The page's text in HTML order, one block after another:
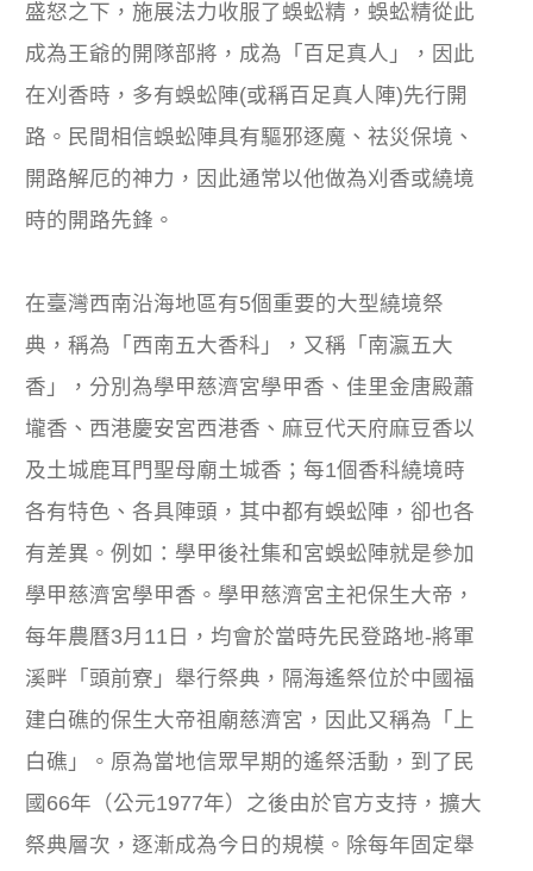
盛怒之下，施展法力收服了蜈蚣精，蜈蚣精從此
成為王爺的開隊部將，成為「百足真人」，因此
在刈香時，多有蜈蚣陣(或稱百足真人陣)先行開
路。民間相信蜈蚣陣具有驅邪逐魔、祛災保境、
開路解厄的神力，因此通常以他做為刈香或繞境
時的開路先鋒。
在臺灣西南沿海地區有5個重要的大型繞境祭
典，稱為「西南五大香科」，又稱「南瀛五大
香」，分別為學甲慈濟宮學甲香、佳里金唐殿蕭
壠香、西港慶安宮西港香、麻豆代天府麻豆香以
及土城鹿耳門聖母廟土城香；每1個香科繞境時
各有特色、各具陣頭，其中都有蜈蚣陣，卻也各
有差異。例如：學甲後社集和宮蜈蚣陣就是參加
學甲慈濟宮學甲香。學甲慈濟宮主祀保生大帝，
每年農曆3月11日，均會於當時先民登路地-將軍
溪畔「頭前寮」舉行祭典，隔海遙祭位於中國福
建白礁的保生大帝祖廟慈濟宮，因此又稱為「上
白礁」。原為當地信眾早期的遙祭活動，到了民
國66年（公元1977年）之後由於官方支持，擴大
祭典層次，逐漸成為今日的規模。除每年固定舉